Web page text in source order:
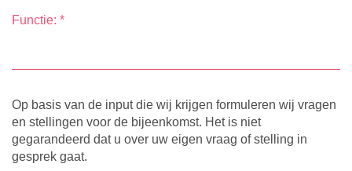
Functie: *
Op basis van de input die wij krijgen formuleren wij vragen
en stellingen voor de bijeenkomst. Het is niet
gegarandeerd dat u over uw eigen vraag of stelling in
gesprek gaat.